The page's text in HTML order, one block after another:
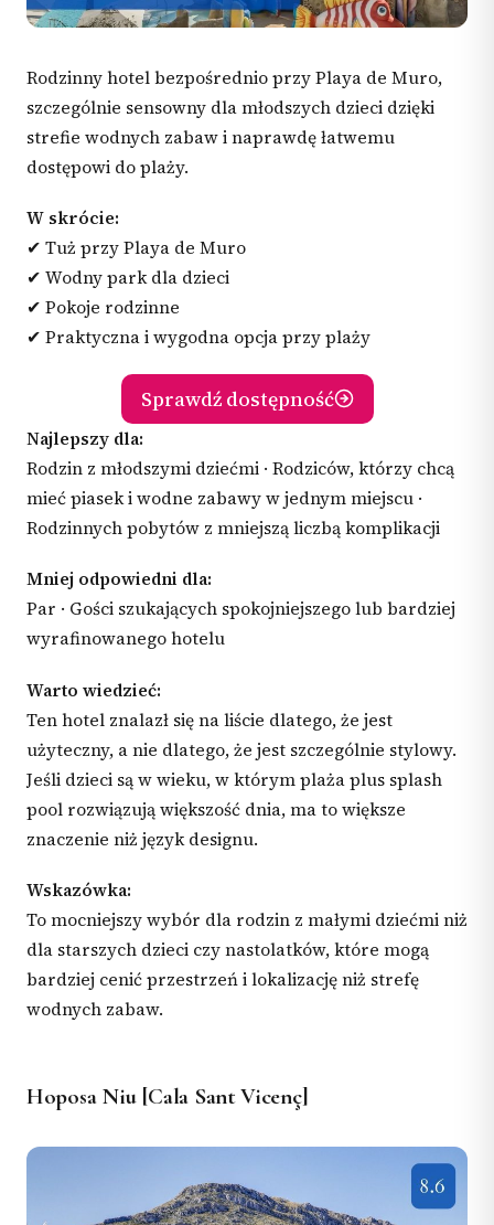
Rodzinny hotel bezpośrednio przy Playa de Muro,
szczególnie sensowny dla młodszych dzieci dzięki
strefie wodnych zabaw i naprawdę łatwemu
dostępowi do plaży.
W skrócie:
✔ Tuż przy Playa de Muro
✔ Wodny park dla dzieci
✔ Pokoje rodzinne
✔ Praktyczna i wygodna opcja przy plaży
Sprawdź dostępność
Najlepszy dla:
Rodzin z młodszymi dziećmi · Rodziców, którzy chcą
mieć piasek i wodne zabawy w jednym miejscu ·
Rodzinnych pobytów z mniejszą liczbą komplikacji
Mniej odpowiedni dla:
Par · Gości szukających spokojniejszego lub bardziej
wyrafinowanego hotelu
Warto wiedzieć:
Ten hotel znalazł się na liście dlatego, że jest
użyteczny, a nie dlatego, że jest szczególnie stylowy.
Jeśli dzieci są w wieku, w którym plaża plus splash
pool rozwiązują większość dnia, ma to większe
znaczenie niż język designu.
Wskazówka:
To mocniejszy wybór dla rodzin z małymi dziećmi niż
dla starszych dzieci czy nastolatków, które mogą
bardziej cenić przestrzeń i lokalizację niż strefę
wodnych zabaw.
Hoposa Niu [Cala Sant Vicenç]